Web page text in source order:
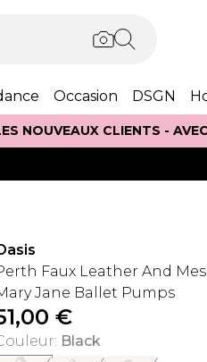
Occasion DSGN
NOUVEAUX CLIENTS -
Faux Leather And
Jane Ballet Pumps
€
: Black